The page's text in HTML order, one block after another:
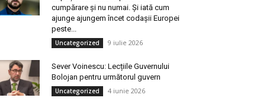
cumpărare și nu numai. Și iată cum
ajunge ajungem încet codașii Europei
peste...
Uncategorized 9 iulie 2026
Sever Voinescu: Lecțiile Guvernului
Bolojan pentru următorul guvern
Uncategorized 4 iunie 2026